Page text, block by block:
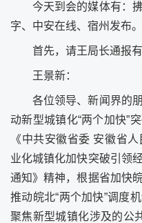
今天到会的媒体有：
字、中安在线、宿州发布
首先，请王局长通报有
王景新：
各位领导、新闻界的
动新型城镇化“两个加快”
《中共安徽省委 安徽省
业化城镇化加快突破引领
通知》精神，根据省加快
推动皖北“两个加快”调度
聚焦新型城镇化涉及的公